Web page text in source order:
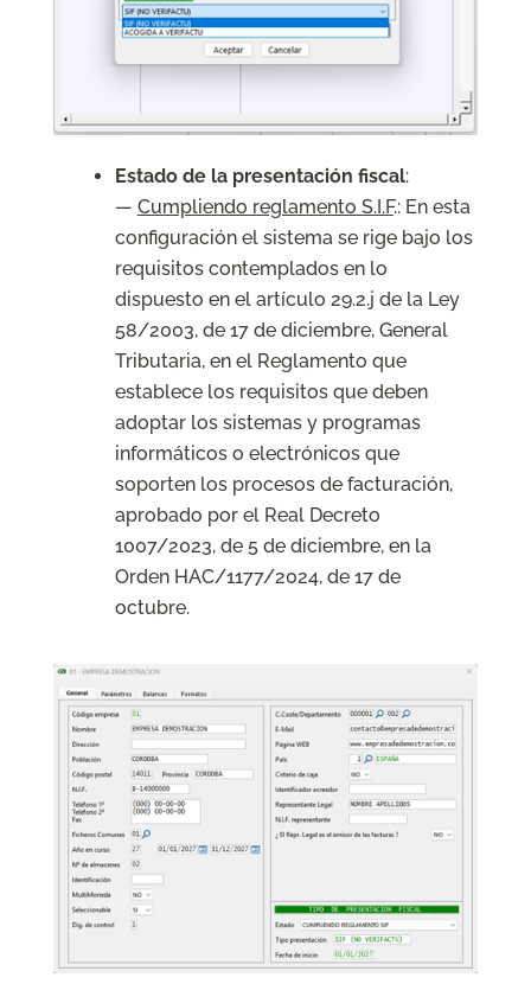
Estado de la presentación fiscal:
— Cumpliendo reglamento S.I.F.: En esta
configuración el sistema se rige bajo los
requisitos contemplados en lo
dispuesto en el artículo 29.2.j de la Ley
58/2003, de 17 de diciembre, General
Tributaria, en el Reglamento que
establece los requisitos que deben
adoptar los sistemas y programas
informáticos o electrónicos que
soporten los procesos de facturación,
aprobado por el Real Decreto
1007/2023, de 5 de diciembre, en la
Orden HAC/1177/2024, de 17 de
octubre.